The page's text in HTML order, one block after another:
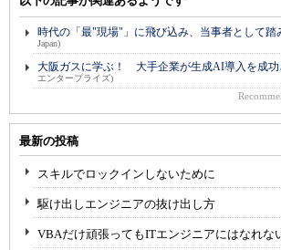
時代の「最"現場"」に飛び込み、当事者として踏
Japan)
大阪ガスに学ぶ！ 大手企業が生成AI導入を成功
エンタープライズ)
最新の投稿
スキルでロックインしないために
駆け出しエンジニアの抜け出し方
VBAだけ頑張ってもITエンジニアにはなれな